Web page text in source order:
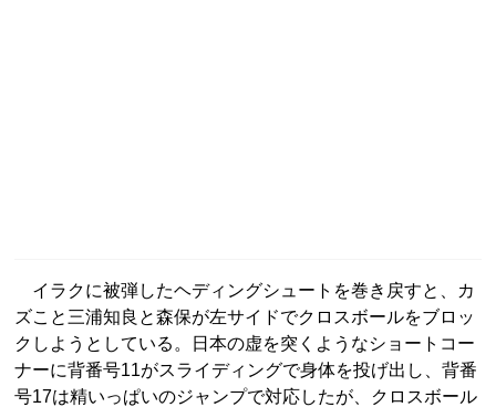
イラクに被弾したヘディングシュートを巻き戻すと、カ
ズこと三浦知良と森保が左サイドでクロスボールをブロッ
クしようとしている。日本の虚を突くようなショートコー
ナーに背番号11がスライディングで身体を投げ出し、背番
号17は精いっぱいのジャンプで対応したが、クロスボール